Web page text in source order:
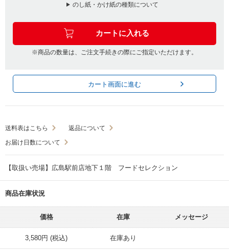
のし紙・かけ紙の種類について
※商品の数量は、ご注文手続きの際にご指定いただけます。
カート画面に進む
送料表はこちら
返品について
お届け日数について
【取扱い売場】広島駅前店地下１階 フードセレクション
商品在庫状況
価格 在庫 メッセージ
3,580円 (税込) 在庫あり